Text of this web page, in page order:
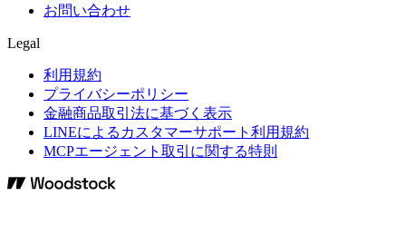
お問い合わせ
Legal
利用規約
プライバシーポリシー
金融商品取引法に基づく表示
LINEによるカスタマーサポート利用規約
MCPエージェント取引に関する特則